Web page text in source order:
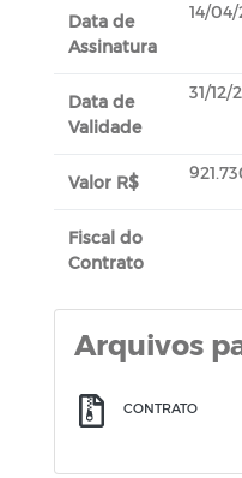
Data de
Assinatura
14/
Data de
Validade
31/12/
Valor R$
Fiscal do
Contrato
Arquivos
CONTRATO